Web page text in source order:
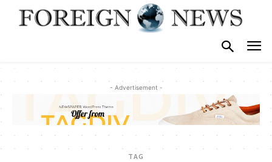
- Advertisement -
TAG